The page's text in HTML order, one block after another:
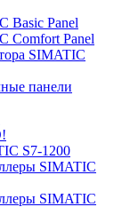
Basic Panel
Comfort Panel
SIMATIC
панели
S7-1200
SIMATIC
SIMATIC